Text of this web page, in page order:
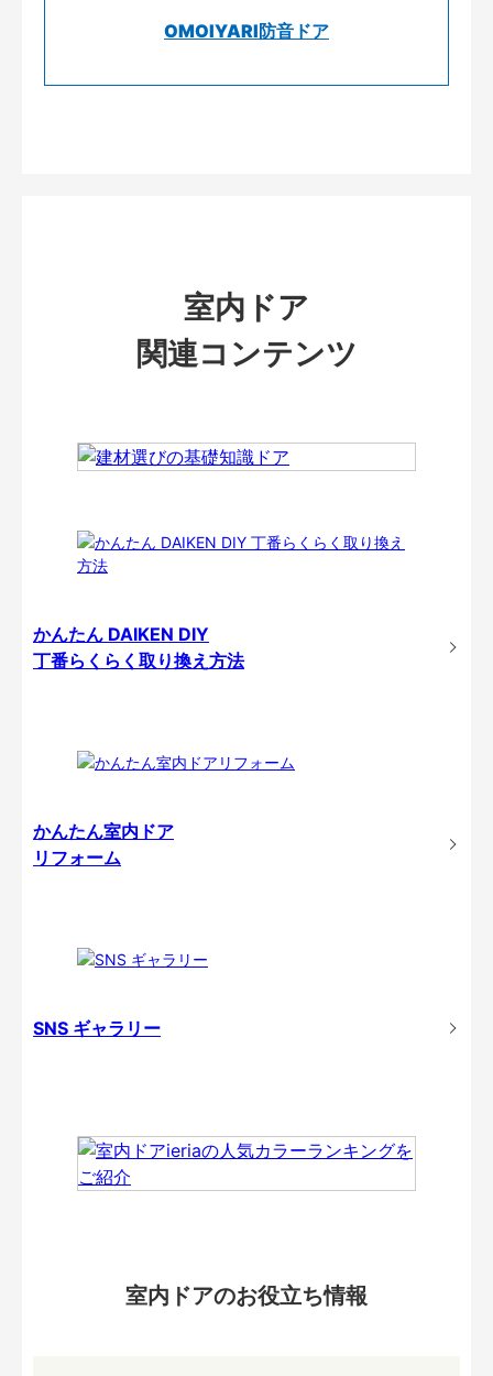
OMOIYARI防音ドア
室内ドア
関連コンテンツ
かんたん DAIKEN DIY
丁番らくらく取り換え方法
かんたん室内ドア
リフォーム
SNS ギャラリー
室内ドアのお役立ち情報